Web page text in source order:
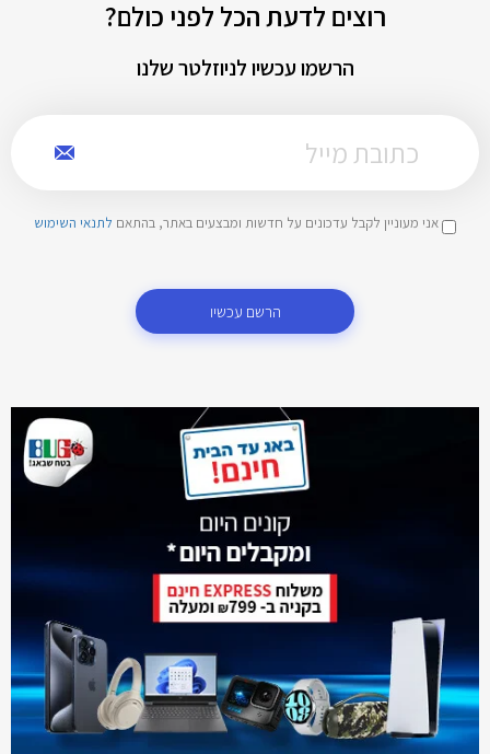
רוצים לדעת הכל לפני כולם?
הרשמו עכשיו לניוזלטר שלנו
אני מעוניין לקבל עדכונים על חדשות ומבצעים באתר, בהתאם לתנאי השימוש
הרשם עכשיו